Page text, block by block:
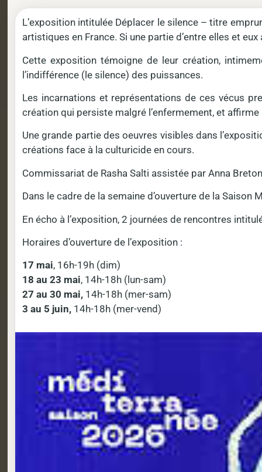
L’exposition intitulée Déplacer le silence – titre
artistiques en France. Si une partie d’entre elles et
Cette exposition témoigne de leur création,
l’indifférence (le silence) des puissances.
Les incarnations et représentations de ces vécus
création qui persiste malgré l’enfermement, et
Une grande partie des oeuvres visibles dans
créations face à la culturicide en cours.
Commissariat de Rasha Salti assistée par Anna Breton
Dans le cadre de la semaine d’ouverture de la
En écho à l’exposition, 2 journées de rencontres
Horaires d’ouverture de l’exposition :
17 mai, 16h-19h (dim)
18 au 23 mai, 14h-18h (lun-sam)
27 au 30 mai, 14h-18h (mer-sam)
3 au 5 juin, 14h-18h (mer-vend)